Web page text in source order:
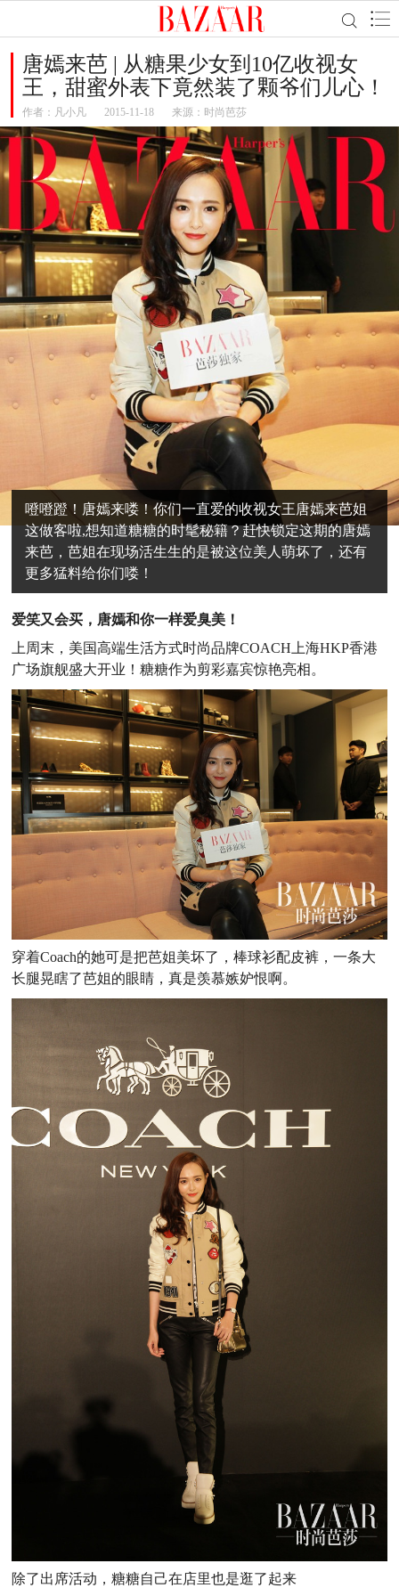
唐嫣来芭 | 从糖果少女到10亿收视女
王，甜蜜外表下竟然装了颗爷们儿心！
作者： 凡小凡 2015-11-18 来源：时尚芭莎
噔噔蹬！唐嫣来喽！你们一直爱的收视女王唐嫣来芭姐
这做客啦,想知道糖糖的时髦秘籍？赶快锁定这期的唐嫣
来芭，芭姐在现场活生生的是被这位美人萌坏了，还有
更多猛料给你们喽！
爱笑又会买，唐嫣和你一样爱臭美！
上周末，美国高端生活方式时尚品牌COACH上海HKP香港
广场旗舰盛大开业！糖糖作为剪彩嘉宾惊艳亮相。
穿着Coach的她可是把芭姐美坏了，棒球衫配皮裤，一条大
长腿晃瞎了芭姐的眼睛，真是羡慕嫉妒恨啊。
除了出席活动，糖糖自己在店里也是逛了起来